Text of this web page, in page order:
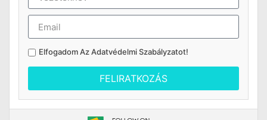
Elfogadom AzAdatvédelmi Szabályzatot!
FELIRATKOZÁS